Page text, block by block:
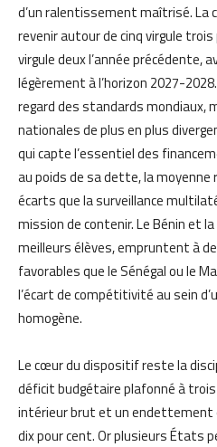
d’un ralentissement maîtrisé. La
revenir autour de cinq virgule
virgule deux l’année précédente,
légèrement à l’horizon 2027-
regard des standards mondiaux,
nationales de plus en plus
qui capte l’essentiel des
au poids de sa dette, la moyenne
écarts que la surveillance
mission de contenir. Le Bénin et
meilleurs élèves, empruntent à
favorables que le Sénégal ou le
l’écart de compétitivité au sein
homogène.
Le cœur du dispositif reste la
déficit budgétaire plafonné à
intérieur brut et un endettement
dix pour cent. Or plusieurs États